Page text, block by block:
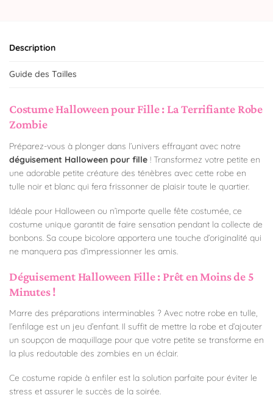
Description
Guide des Tailles
Costume Halloween pour Fille : La Terrifiante Robe
Zombie
Préparez-vous à plonger dans l’univers effrayant avec notre
déguisement Halloween pour fille ! Transformez votre petite en
une adorable petite créature des ténèbres avec cette robe en
tulle noir et blanc qui fera frissonner de plaisir toute le quartier.
Idéale pour Halloween ou n’importe quelle fête costumée, ce
costume unique garantit de faire sensation pendant la collecte de
bonbons. Sa coupe bicolore apportera une touche d’originalité qui
ne manquera pas d’impressionner les amis.
Déguisement Halloween Fille : Prêt en Moins de 5
Minutes !
Marre des préparations interminables ? Avec notre robe en tulle,
l’enfilage est un jeu d’enfant. Il suffit de mettre la robe et d’ajouter
un soupçon de maquillage pour que votre petite se transforme en
la plus redoutable des zombies en un éclair.
Ce costume rapide à enfiler est la solution parfaite pour éviter le
stress et assurer le succès de la soirée.